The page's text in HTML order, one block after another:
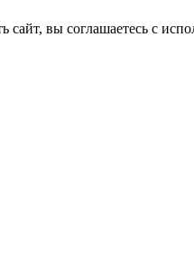
вы соглашаетесь с